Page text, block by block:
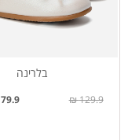
בלרינה
79.9 ₪ 129.9 ₪